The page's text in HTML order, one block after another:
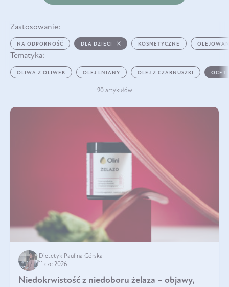
Zastosowanie:
NA ODPORNOŚĆ DLA DZIECI KOSMETYCZNE
Tematyka:
OLIWA Z OLIWEK OLEJ LNIANY OLEJ Z CZARNUSZKI OCET
90 artykułów
Dietetyk Paulina Górska
11 cze 2026
Niedokrwistość z niedoboru żelaza – objawy,